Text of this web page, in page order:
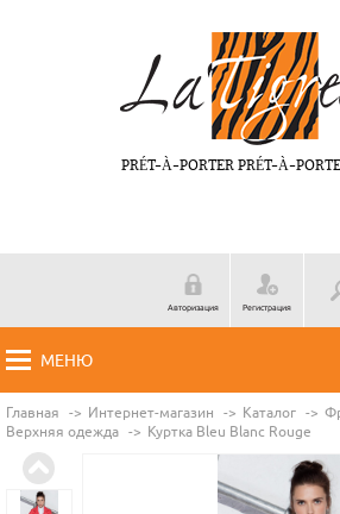
PRÉT-À-PORTER PRÉT-À-
Авторизация Регистрация
МЕНЮ
Главная Интернет-магазин Каталог
Верхняя одежда
Куртка Bleu Blanc Rouge